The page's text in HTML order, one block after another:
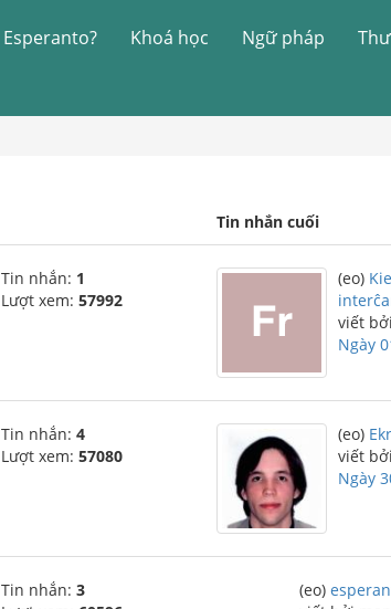
Esperanto? Khoá học Ngữ pháp
Tin nhắn cuối
Tin nhắn: 1
Lượt xem: 57992
(eo)
viết bởi
Ngày
Tin nhắn: 4
Lượt xem: 57080
(eo)
viết bởi
Ngày
Tin nhắn: 3
(eo)